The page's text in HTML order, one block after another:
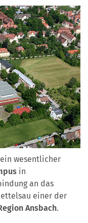
wesentlicher
in
an das
einer der
Ansbach.